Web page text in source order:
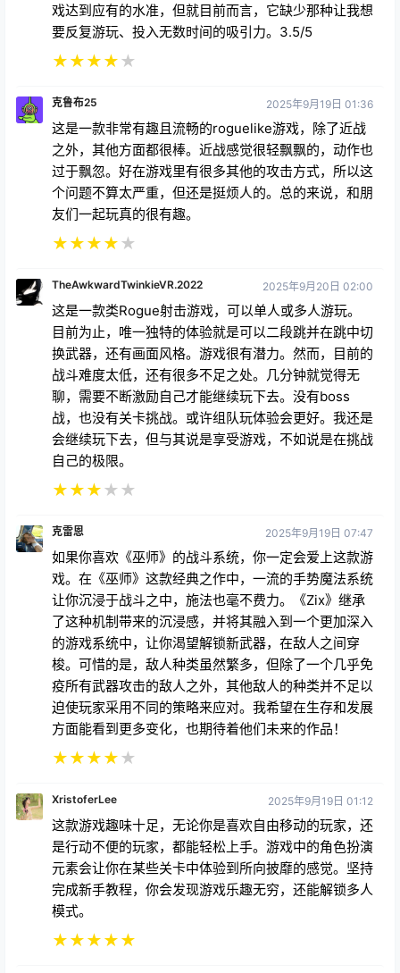
戏达到应有的水准，但就目前而言，它缺少那种让我想
要反复游玩、投入无数时间的吸引力。3.5/5
★★★★★
克鲁布25 2025年9月19日 01:36
这是一款非常有趣且流畅的roguelike游戏，除了近战
之外，其他方面都很棒。近战感觉很轻飘飘的，动作也
过于飘忽。好在游戏里有很多其他的攻击方式，所以这
个问题不算太严重，但还是挺烦人的。总的来说，和朋
友们一起玩真的很有趣。
★★★★★
TheAwkwardTwinkieVR.2022 2025年9月20日 02:00
这是一款类Rogue射击游戏，可以单人或多人游玩。
目前为止，唯一独特的体验就是可以二段跳并在跳中切
换武器，还有画面风格。游戏很有潜力。然而，目前的
战斗难度太低，还有很多不足之处。几分钟就觉得无
聊，需要不断激励自己才能继续玩下去。没有boss
战，也没有关卡挑战。或许组队玩体验会更好。我还是
会继续玩下去，但与其说是享受游戏，不如说是在挑战
自己的极限。
★★★★ ★
克雷恩 2025年9月19日 07:47
如果你喜欢《巫师》的战斗系统，你一定会爱上这款游
戏。在《巫师》这款经典之作中，一流的手势魔法系统
让你沉浸于战斗之中，施法也毫不费力。《Zix》继承
了这种机制带来的沉浸感，并将其融入到一个更加深入
的游戏系统中，让你渴望解锁新武器，在敌人之间穿
梭。可惜的是，敌人种类虽然繁多，但除了一个几乎免
疫所有武器攻击的敌人之外，其他敌人的种类并不足以
迫使玩家采用不同的策略来应对。我希望在生存和发展
方面能看到更多变化，也期待着他们未来的作品！
★★★★★
XristoferLee 2025年9月19日 01:12
这款游戏趣味十足，无论你是喜欢自由移动的玩家，还
是行动不便的玩家，都能轻松上手。游戏中的角色扮演
元素会让你在某些关卡中体验到所向披靡的感觉。坚持
完成新手教程，你会发现游戏乐趣无穷，还能解锁多人
模式。
★★★★★